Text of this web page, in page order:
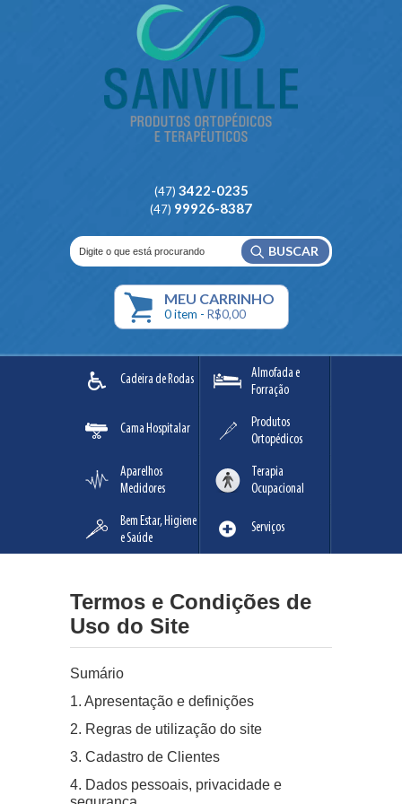
(47) 3422-0235
(47) 99926-8387
BUSCAR
MEU CARRINHO
0item - R$0,00
Cadeira de Rodas
Almofada e
Forração
Cama Hospitalar
Produtos
Ortopédicos
Aparelhos
Medidores
Terapia
Ocupacional
Bem Estar, Higiene
e Saúde
Serviços
Termos e Condições de
Uso do Site
Sumário
1. Apresentação e definições
2. Regras de utilização do site
3. Cadastro de Clientes
4. Dados pessoais, privacidade e